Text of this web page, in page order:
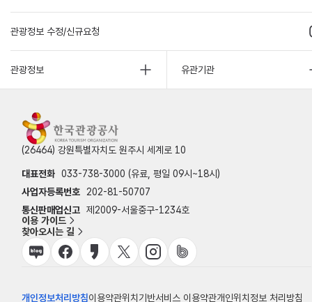
관광정보 수정/신규요청
관광정보 유관기관
(26464) 강원특별자치도 원주시 세계로 10
대표전화 033-738-3000 (유료, 평일 09시~18시)
사업자등록번호
202-81-50707
통신판매업신고 제2009-서울중구-1234호
이용 가이드
찾아오시는 길
개인정보처리방침이용약관위치기반서비스 이용약관개인위치정보 처리방침